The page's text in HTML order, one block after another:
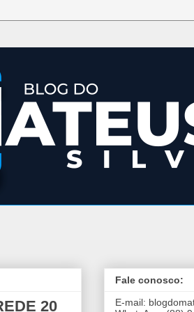
20
Fale conosco:
E-mail: